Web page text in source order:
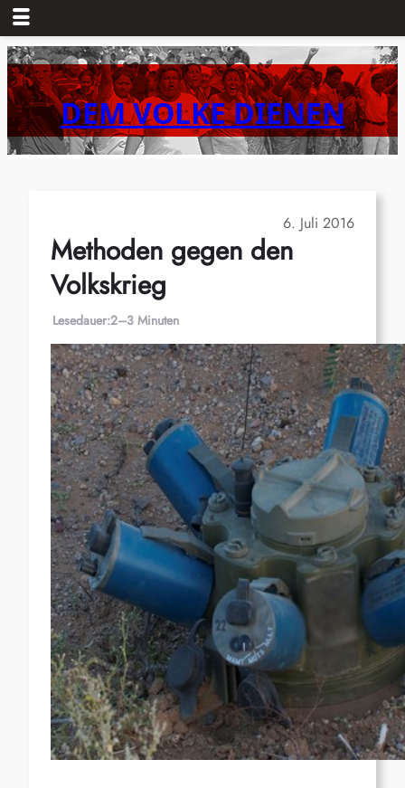
Zum
Inhalt
springenDEM VOLKE DIENEN
6. Juli 2016
Methoden gegen den
Volkskrieg
Lesedauer:2–3 Minuten